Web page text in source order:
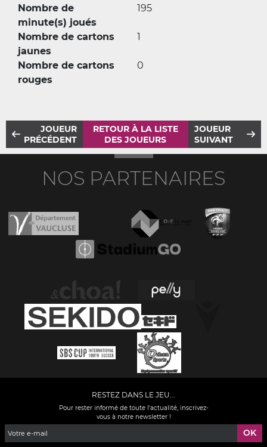
Nombre de
minute(s) joués
195
Nombre de cartons
jaunes
1
Nombre de cartons
rouges
0
JOUEUR
PRÉCÉDENT
RETOUR À LA LISTE
DES JOUEURS
JOUEUR
SUIVANT
NOS PARTENAIRES
RESTEZ DANS LE JEU...
Pour rester informé de toute l'actualité, inscrivez-
vous à notre newsletter !